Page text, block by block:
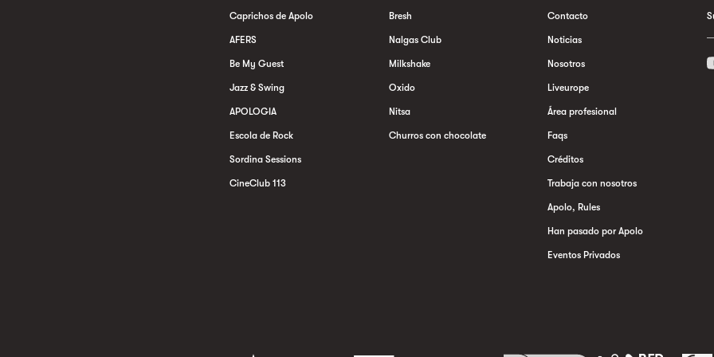
Caprichos de Apolo
AFERS
Be My Guest
Jazz & Swing
APOLOGIA
Escola de Rock
Sordina Sessions
CineClub 113
Bresh
Nalgas Club
Milkshake
Oxido
Nitsa
Churros con chocolate
Contacto
Noticias
Nosotros
Liveurope
Área profesional
Faqs
Créditos
Trabaja con nosotros
Apolo, Rules
Han pasado por Apolo
Eventos Privados